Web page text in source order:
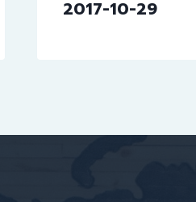
2017-10-29